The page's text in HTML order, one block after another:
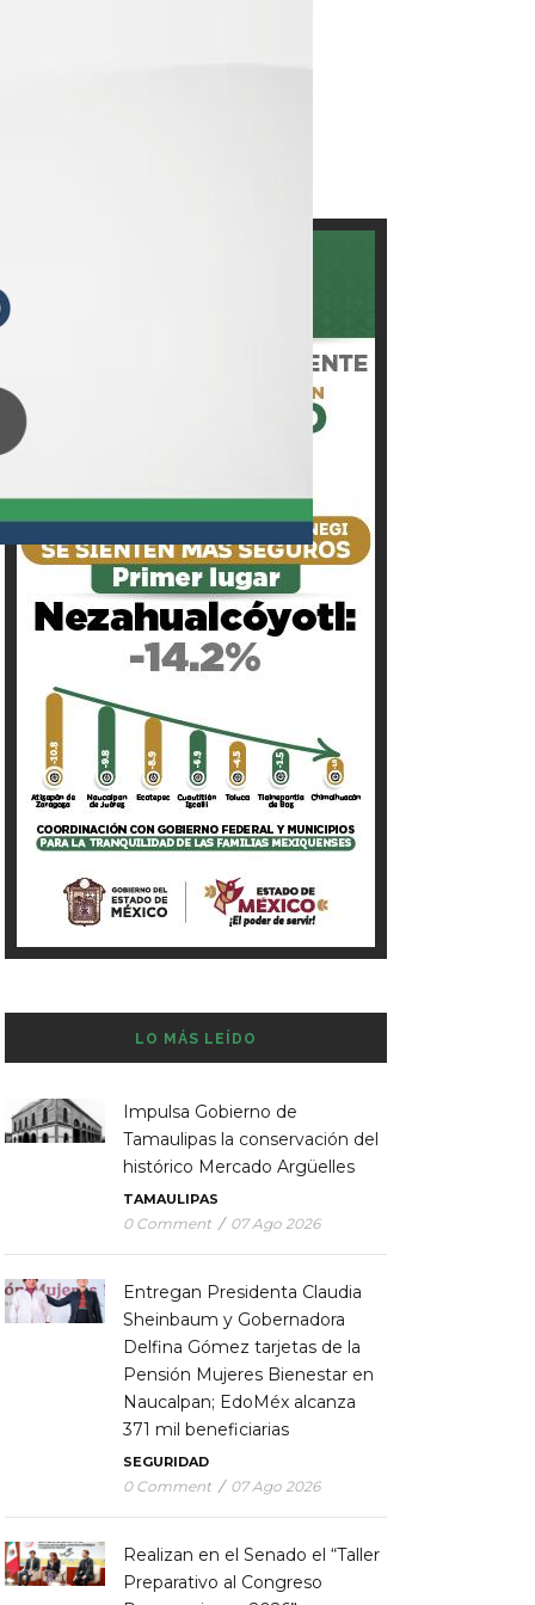
LO MÁS LEÍDO
Impulsa Gobierno de
Tamaulipas la conservación del
histórico Mercado Argüelles
TAMAULIPAS
0 Comment / 07 Ago 2026
Entregan Presidenta Claudia
Sheinbaum y Gobernadora
Delfina Gómez tarjetas de la
Pensión Mujeres Bienestar en
Naucalpan; EdoMéx alcanza
371 mil beneficiarias
SEGURIDAD
0 Comment / 07 Ago 2026
Realizan en el Senado el “Taller
Preparativo al Congreso